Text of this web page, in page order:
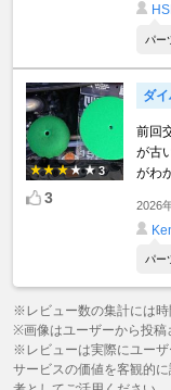
パー
3
3
ダ
前回
が古
がわ
2026
パー
※レビュー数の集計には時
※画像はユーザーから投稿
※レビューは実際にユーザ
サービスの価値を客観的